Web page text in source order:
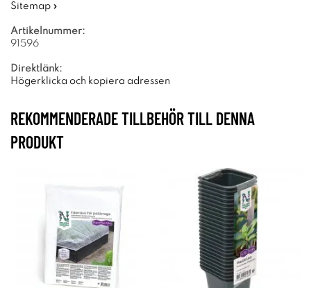
Sitemap »
Artikelnummer:
91596
Direktlänk:
Högerklicka och kopiera adressen
REKOMMENDERADE TILLBEHÖR TILL DENNA
PRODUKT